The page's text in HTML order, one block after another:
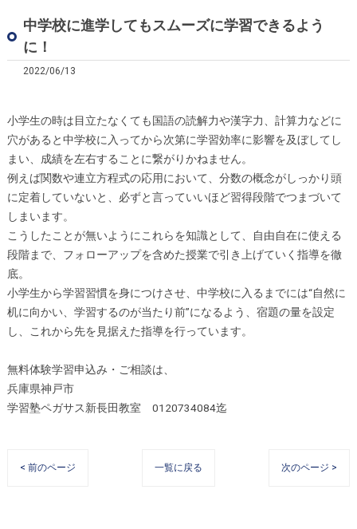
中学校に進学してもスムーズに学習できるよう
に！
2022/06/13
小学生の時は目立たなくても国語の読解力や漢字力、計算力などに
穴があると中学校に入ってから次第に学習効率に影響を及ぼしてし
まい、成績を左右することに繋がりかねません。
例えば関数や連立方程式の応用において、分数の概念がしっかり頭
に定着していないと、必ずと言っていいほど習得段階でつまづいて
しまいます。
こうしたことが無いようにこれらを知識として、自由自在に使える
段階まで、フォローアップを含めた授業で引き上げていく指導を徹
底。
小学生から学習習慣を身につけさせ、中学校に入るまでには“自然に
机に向かい、学習するのが当たり前”になるよう、宿題の量を設定
し、これから先を見据えた指導を行っています。
無料体験学習申込み・ご相談は、
兵庫県神戸市
学習塾ペガサス新長田教室 0120734084迄
< 前のページ 一覧に戻る 次のページ >